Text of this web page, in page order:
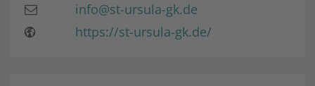
info@st-ursula-gk.de
https://st-ursula-gk.de/